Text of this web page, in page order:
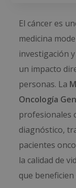
El cáncer es
medicina
investigación
un impacto
personas. La
Oncología
profesionales
diagnóstico,
pacientes
la calidad de
que beneficien